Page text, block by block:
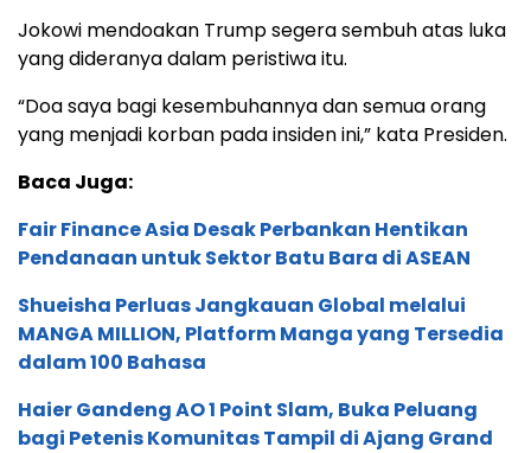
Jokowi mendoakan Trump segera sembuh atas luka
yang dideranya dalam peristiwa itu.
“Doa saya bagi kesembuhannya dan semua orang
yang menjadi korban pada insiden ini,” kata Presiden.
Baca Juga:
Fair Finance Asia Desak Perbankan Hentikan
Pendanaan untuk Sektor Batu Bara di ASEAN
Shueisha Perluas Jangkauan Global melalui
MANGA MILLION, Platform Manga yang Tersedia
dalam 100 Bahasa
Haier Gandeng AO 1 Point Slam, Buka Peluang
bagi Petenis Komunitas Tampil di Ajang Grand